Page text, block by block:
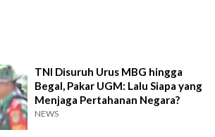
TNI Disuruh Urus MBG hingga
Begal, Pakar UGM: Lalu Siapa yang
Menjaga Pertahanan Negara?
NEWS